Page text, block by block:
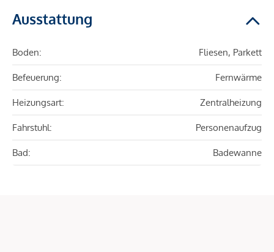
Ausstattung
Boden: Fliesen, Parkett
Befeuerung: Fernwärme
Heizungsart: Zentralheizung
Fahrstuhl: Personenaufzug
Bad: Badewanne